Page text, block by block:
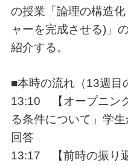
の授業「論理の構造
ャーを完成させる)」
紹介する。
■本時の流れ（13週目
13:10 【オープニン
る条件について」学
回答
13:17 【前時の振り